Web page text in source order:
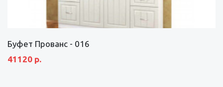
Буфет Прованс - 016
41120 р.